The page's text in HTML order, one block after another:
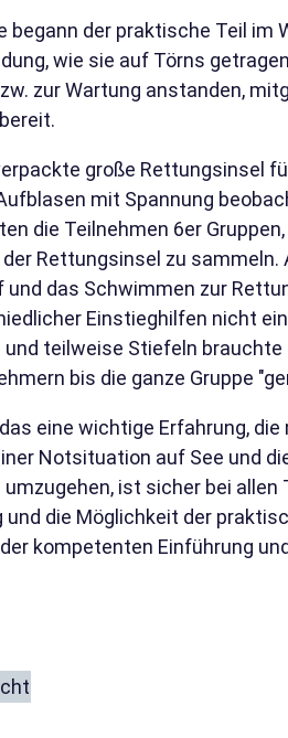
begann der praktische Teil im
wie sie auf Törns
zur Wartung anstanden,
große Rettungsinsel
mit Spannung
die Teilnehmen 6er
Rettungsinsel zu
das Schwimmen zur
Einstieghilfen nicht
teilweise Stiefeln
bis die ganze Gruppe
eine wichtige Erfahrung,
Notsituation auf See und
ist sicher bei allen
die Möglichkeit der
kompetenten Einführung